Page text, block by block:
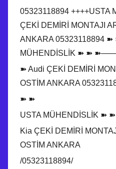
05323118894 ++++USTA
ÇEKİ DEMİRİ MONTAJI
ANKARA 05323118894
MÜHENDİSLİK ➽ ➽
➽ Audi ÇEKİ DEMİRİ
OSTİM ANKARA
➽ ➽
USTA MÜHENDİSLİK ➽
Kia ÇEKİ DEMİRİ
OSTİM ANKARA
/05323118894/